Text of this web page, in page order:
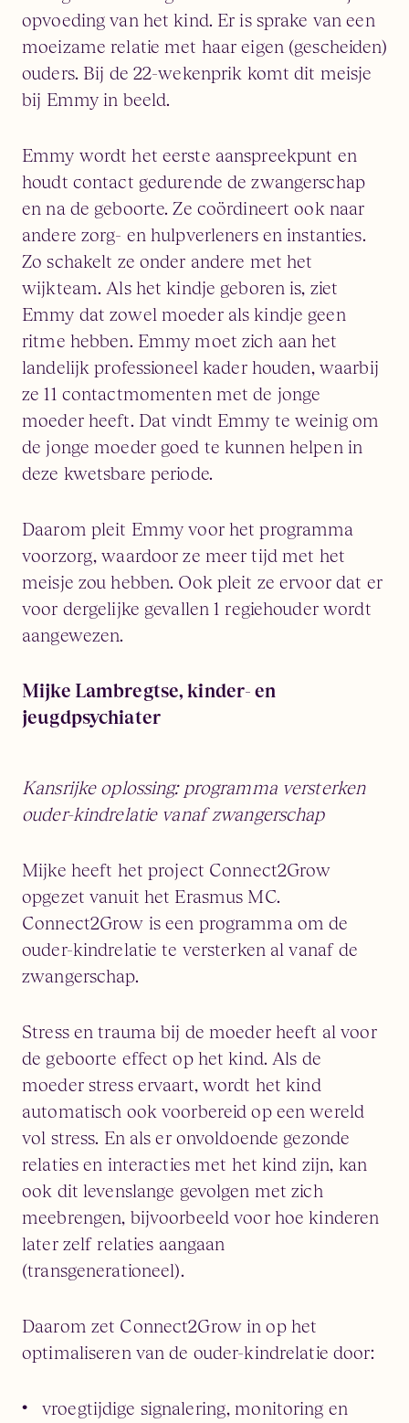
opvoeding van het kind. Er is sprake van een
moeizame relatie met haar eigen (gescheiden)
ouders. Bij de 22-wekenprik komt dit meisje
bij Emmy in beeld.
Emmy wordt het eerste aanspreekpunt en
houdt contact gedurende de zwangerschap
en na de geboorte. Ze coördineert ook naar
andere zorg- en hulpverleners en instanties.
Zo schakelt ze onder andere met het
wijkteam. Als het kindje geboren is, ziet
Emmy dat zowel moeder als kindje geen
ritme hebben. Emmy moet zich aan het
landelijk professioneel kader houden, waarbij
ze 11 contactmomenten met de jonge
moeder heeft. Dat vindt Emmy te weinig om
de jonge moeder goed te kunnen helpen in
deze kwetsbare periode.
Daarom pleit Emmy voor het programma
voorzorg, waardoor ze meer tijd met het
meisje zou hebben. Ook pleit ze ervoor dat er
voor dergelijke gevallen 1 regiehouder wordt
aangewezen.
Mijke Lambregtse, kinder- en
jeugdpsychiater
Kansrijke oplossing: programma versterken
ouder-kindrelatie vanaf zwangerschap
Mijke heeft het project Connect2Grow
opgezet vanuit het Erasmus MC.
Connect2Grow is een programma om de
ouder-kindrelatie te versterken al vanaf de
zwangerschap.
Stress en trauma bij de moeder heeft al voor
de geboorte effect op het kind. Als de
moeder stress ervaart, wordt het kind
automatisch ook voorbereid op een wereld
vol stress. En als er onvoldoende gezonde
relaties en interacties met het kind zijn, kan
ook dit levenslange gevolgen met zich
meebrengen, bijvoorbeeld voor hoe kinderen
later zelf relaties aangaan
(transgenerationeel).
Daarom zet Connect2Grow in op het
optimaliseren van de ouder-kindrelatie door:
vroegtijdige signalering, monitoring en